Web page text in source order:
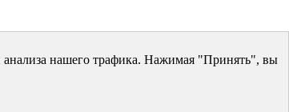
анализа нашего трафика. Нажимая "Принять", вы